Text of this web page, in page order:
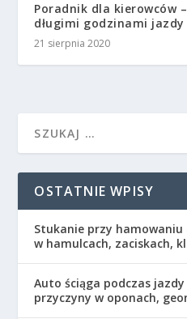
Poradnik dla kierowców
długimi godzinami jazdy
21 sierpnia 2020
OSTATNIE WPISY
Stukanie przy hamowaniu
w hamulcach, zaciskach,
Auto ściąga podczas
przyczyny w oponach,